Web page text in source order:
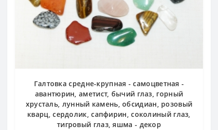
Галтовка средне-крупная - самоцветная -
авантюрин, аметист, бычий глаз, горный
хрусталь, лунный камень, обсидиан, розовый
кварц, сердолик, сапфирин, соколиный глаз,
тигровый глаз, яшма - декор